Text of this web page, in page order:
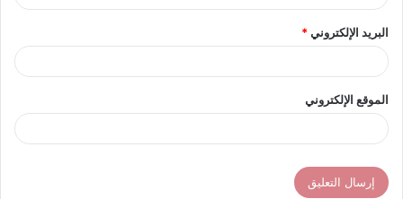
البريد الإلكتروني*
الموقع الإلكتروني